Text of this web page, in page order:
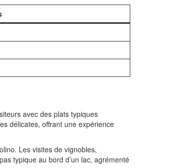
avec des plats typiques
délicates, offrant une expérience
Les visites de vignobles,
typique au bord d’un lac, agrémenté